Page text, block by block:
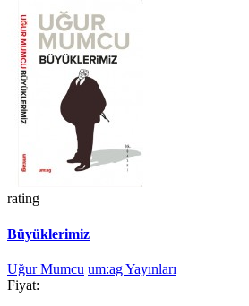
rating
Büyüklerimiz
Uğur Mumcu um:ag Yayınları
Fiyat: